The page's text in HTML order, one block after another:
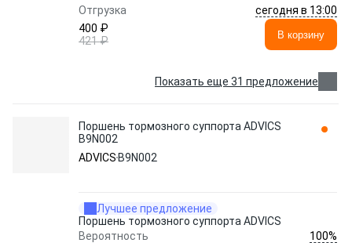
Отгрузка
сегодня в 13:00
400 ₽
421 ₽
В корзину
Показать еще 31 предложение
Поршень тормозного суппорта ADVICS
B9N002
ADVICS B9N002
Лучшее предложение
Поршень тормозного суппорта ADVICS
Вероятность
100%